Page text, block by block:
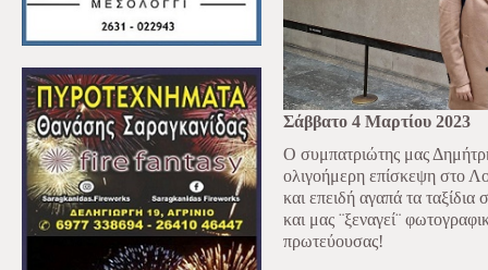
Σάββατο 4 Μαρτίου 2023
Ο συμπατριώτης μας
ολιγοήμερη επίσκεψη στο
και επειδή αγαπά τα
και μας ¨ξεναγεί¨
πρωτεύουσας!